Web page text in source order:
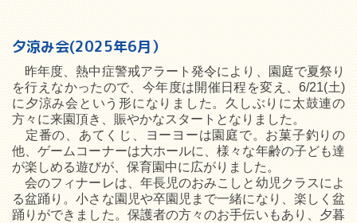
夕涼み会(2025年6月）
昨年度、熱中症警戒アラート発令により、園庭で夏祭り
を行えなかったので、今年度は開催日程を変え、6/21(土)
に夕涼み会という形になりました。久しぶりに太鼓連の
方々に来園頂き、賑やかなスタートとなりました。
定番の、あてくじ、ヨーヨーは園庭で。お菓子釣りの
他、ゲームコーナーは大ホールに、様々な年齢の子ども達
が楽しめる遊びが、保育園中に広がりました。
会のフィナーレは、年長児のおみこしと幼児クラスによ
る盆踊り。小さな園児や卒園児まで一緒になり、楽しく盆
踊りができました。保護者の方々のお手伝いもあり、夕暮